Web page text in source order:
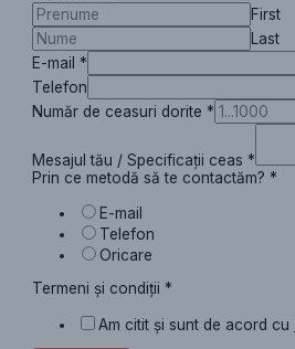
First
Last
E-mail*
Telefon
Număr de ceasuri dorite*
Mesajul tău / Specificații ceas*
Prin ce metodă să te contactăm?*
E-mail
Telefon
Oricare
Termeni și condiții*
Am citit și sunt de acord cu